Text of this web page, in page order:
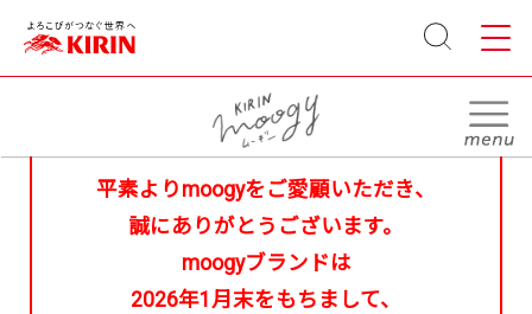
サイト
内検索
メニュ
ー
平素よりmoogyをご愛顧いただき、
誠にありがとうございます。
moogyブランドは
2026年1月末をもちまして、